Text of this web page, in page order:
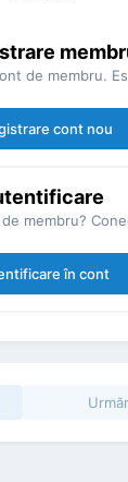
de membru.
cont nou
membru?
în cont